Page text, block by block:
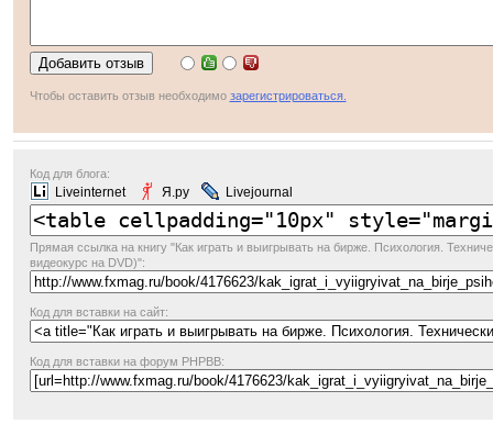
Чтобы оставить отзыв необходимо зарегистрироваться.
Код для блога:
Liveinternet Я.ру Livejournal
Прямая ссылкана книгу "Как играть и выигрывать на бирже. Психология.
видеокурс на DVD)":
Код для вставки на сайт:
Код для вставки на форум PHPBB: